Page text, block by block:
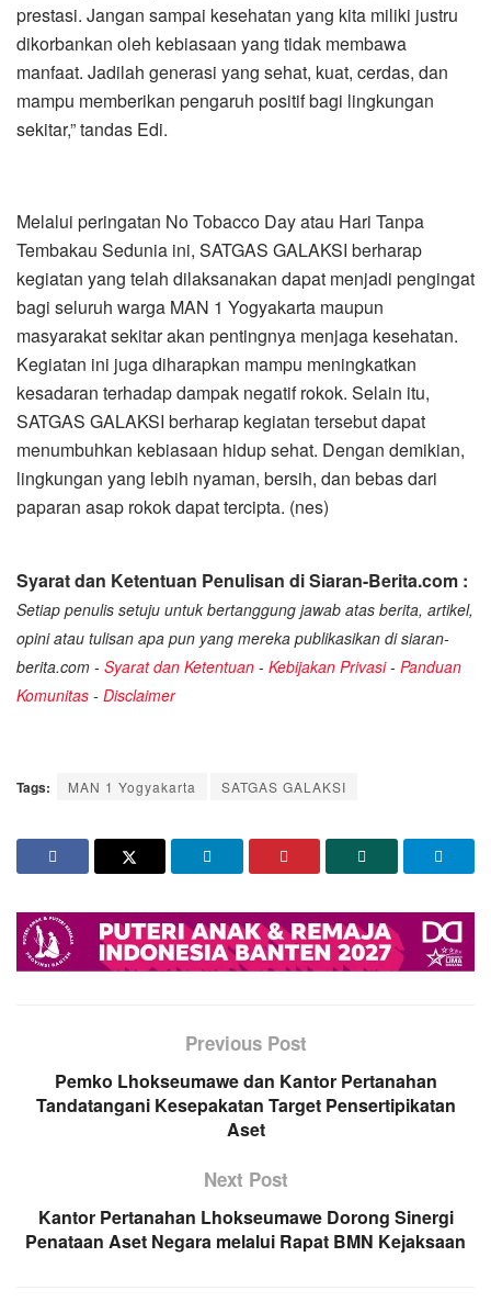
prestasi. Jangan sampai kesehatan yang kita miliki justru
dikorbankan oleh kebiasaan yang tidak membawa
manfaat. Jadilah generasi yang sehat, kuat, cerdas, dan
mampu memberikan pengaruh positif bagi lingkungan
sekitar,” tandas Edi.
Melalui peringatan No Tobacco Day atau Hari Tanpa
Tembakau Sedunia ini, SATGAS GALAKSI berharap
kegiatan yang telah dilaksanakan dapat menjadi pengingat
bagi seluruh warga MAN 1 Yogyakarta maupun
masyarakat sekitar akan pentingnya menjaga kesehatan.
Kegiatan ini juga diharapkan mampu meningkatkan
kesadaran terhadap dampak negatif rokok. Selain itu,
SATGAS GALAKSI berharap kegiatan tersebut dapat
menumbuhkan kebiasaan hidup sehat. Dengan demikian,
lingkungan yang lebih nyaman, bersih, dan bebas dari
paparan asap rokok dapat tercipta. (nes)
Syarat dan Ketentuan Penulisan di Siaran-Berita.com :
Setiap penulis setuju untuk bertanggung jawab atas berita, artikel,
opini atau tulisan apa pun yang mereka publikasikan di siaran-
berita.com - Syarat dan Ketentuan - Kebijakan Privasi- Panduan
Komunitas - Disclaimer
Tags: MAN 1 Yogyakarta SATGAS GALAKSI
Previous Post
Pemko Lhokseumawe dan Kantor Pertanahan
Tandatangani Kesepakatan Target Pensertipikatan
Aset
Next Post
Kantor Pertanahan Lhokseumawe Dorong Sinergi
Penataan Aset Negara melalui Rapat BMN Kejaksaan